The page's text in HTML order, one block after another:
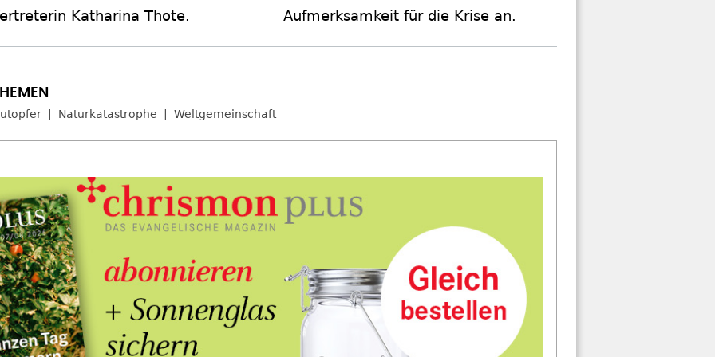
Katharina Thote.
Aufmerksamkeit für die Krise an.
Naturkatastrophe Weltgemeinschaft